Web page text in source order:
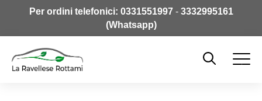
Per ordini telefonici: 0331551997- 3332995161
(Whatsapp)